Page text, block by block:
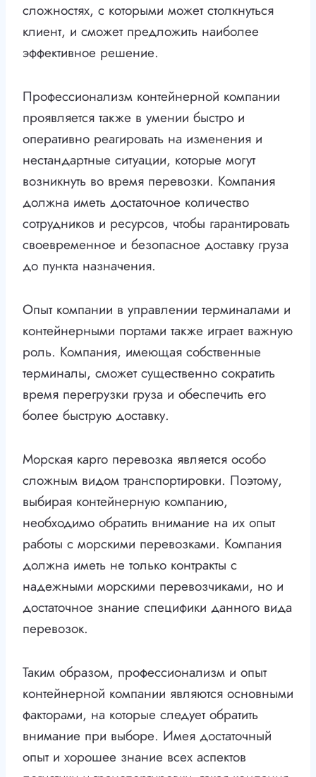
сложностях, с которыми может столкнуться
клиент, и сможет предложить наиболее
эффективное решение.
Профессионализм контейнерной компании
проявляется также в умении быстро и
оперативно реагировать на изменения и
нестандартные ситуации, которые могут
возникнуть во время перевозки. Компания
должна иметь достаточное количество
сотрудников и ресурсов, чтобы гарантировать
своевременное и безопасное доставку груза
до пункта назначения.
Опыт компании в управлении терминалами и
контейнерными портами также играет важную
роль. Компания, имеющая собственные
терминалы, сможет существенно сократить
время перегрузки груза и обеспечить его
более быструю доставку.
Морская карго перевозка является особо
сложным видом транспортировки. Поэтому,
выбирая контейнерную компанию,
необходимо обратить внимание на их опыт
работы с морскими перевозками. Компания
должна иметь не только контракты с
надежными морскими перевозчиками, но и
достаточное знание специфики данного вида
перевозок.
Таким образом, профессионализм и опыт
контейнерной компании являются основными
факторами, на которые следует обратить
внимание при выборе. Имея достаточный
опыт и хорошее знание всех аспектов